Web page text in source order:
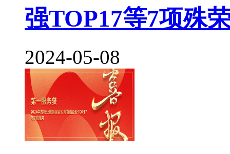
强TOP17等7项殊
2024-05-08